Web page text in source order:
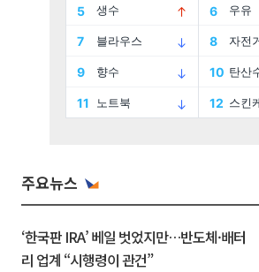
주요뉴스
‘한국판 IRA’ 베일 벗었지만…반도체·배터
리 업계 “시행령이 관건”